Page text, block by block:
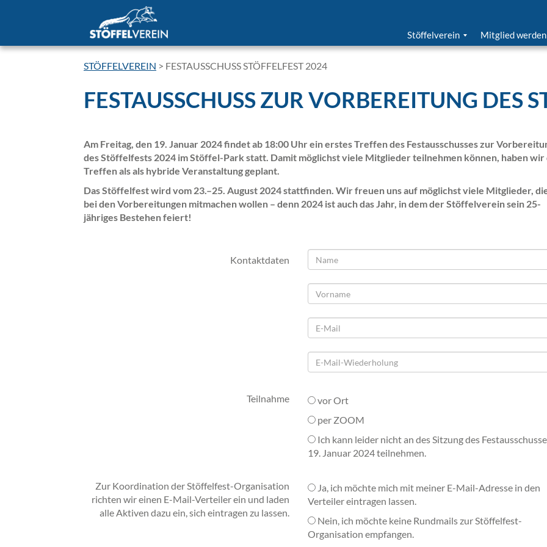
Stöffelverein Mitglied werden
STÖFFELVEREIN > FESTAUSSCHUSS STÖFFELFEST 2024
FESTAUSSCHUSS ZUR VORBEREITUNG DES
Am Freitag, den 19. Januar 2024 findet ab 18:00 Uhr ein erstes Treffen des Festausschusses zur
des Stöffelfests 2024 im Stöffel-Park statt. Damit möglichst viele Mitglieder teilnehmen können, haben wir
Treffen als als hybride Veranstaltung geplant.
Das Stöffelfest wird vom 23.–25. August 2024 stattfinden. Wir freuen uns auf möglichst viele Mitglieder,
bei den Vorbereitungen mitmachen wollen – denn 2024 ist auch das Jahr, in dem der Stöffelverein sein 25-
jähriges Bestehen feiert!
Kontaktdaten
Teilnahme
vor Ort
per ZOOM
Ich kann leider nicht an des Sitzung des
19. Januar 2024 teilnehmen.
Zur Koordination der Stöffelfest-Organisation
richten wir einen E-Mail-Verteiler ein und laden
alle Aktiven dazu ein, sich eintragen zu lassen.
Ja, ich möchte mich mit meiner E-Mail-Adresse in den
Verteiler eintragen lassen.
Nein, ich möchte keine Rundmails zur Stöffelfest-
Organisation empfangen.